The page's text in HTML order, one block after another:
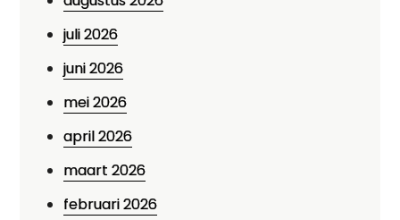
juli 2026
juni 2026
mei 2026
april 2026
maart 2026
februari 2026